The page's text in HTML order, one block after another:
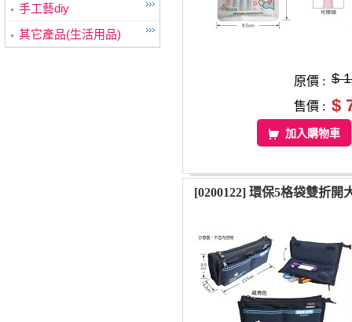
手工藝diy
其它產品(生活用品)
原價 : $
售價 : $
加入購物車
[0200122] 環保5格袋雙折開